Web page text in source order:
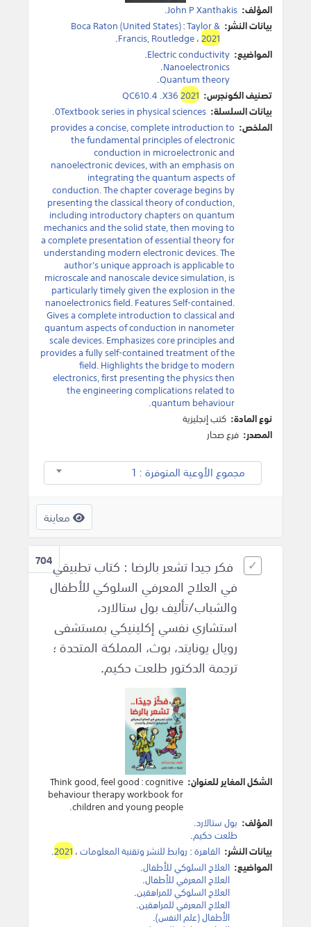
المؤلف: John P Xanthakis
.
بيانات النشر:
Boca Raton (United States):Taylor &
Francis, Routledge،2021
.
المواضيع: Electric conductivity
.
Nanoelectronics
.
Quantum theory
.
تصنيف الكونجرس:
QC610.4 .X362021
بيانات السلسلة: 0Textbook series in physical sciences.
الملخص: provides a concise, complete introduction to
the fundamental principles of electronic
conduction in microelectronic and
nanoelectronic devices, with an emphasis on
integrating the quantum aspects of
conduction. The chapter coverage begins by
presenting the classical theory of conduction,
including introductory chapters on quantum
mechanics and the solid state, then moving to
a complete presentation of essential theory for
understanding modern electronic devices. The
author's unique approach is applicable to
microscale and nanoscale device simulation, is
particularly timely given the explosion in the
nanoelectronics field. Features Self-contained.
Gives a complete introduction to classical and
quantum aspects of conduction in nanometer
scale devices. Emphasizes core principles and
provides a fully self-contained treatment of the
field. Highlights the bridge to modern
electronics, first presenting the physics then
the engineering complications related to
quantum behaviour.
نوع المادة: كتب إنجليزية
المصدر: فرع صحار
مجموع الأوعية المتوفرة : 1
معاينة
704فكر جيدا تشعر بالرضا : كتاب تطبيقي
في العلاج المعرفي السلوكي للأطفال
والشباب/تأليف بول ستالارد،
استشاري نفسي إكلينيكي بمستشفى
رويال يونايتد، بوث، المملكة المتحدة ؛
ترجمة الدكتور طلعت حكيم.
الشكل المغاير للعنوان: Think good, feel good : cognitive
behaviour therapy workbook for
children and young people.
المؤلف: بول ستالارد.
طلعت حكيم.
بيانات النشر: القاهرة: روابط للنشر وتقنية المعلومات،2021
.
المواضيع: العلاج السلوكي للأطفال.
العلاج المعرفي للأطفال.
العلاج السلوكي للمراهقين.
العلاج المعرفي للمراهقين.
الأطفال (علم النفس).